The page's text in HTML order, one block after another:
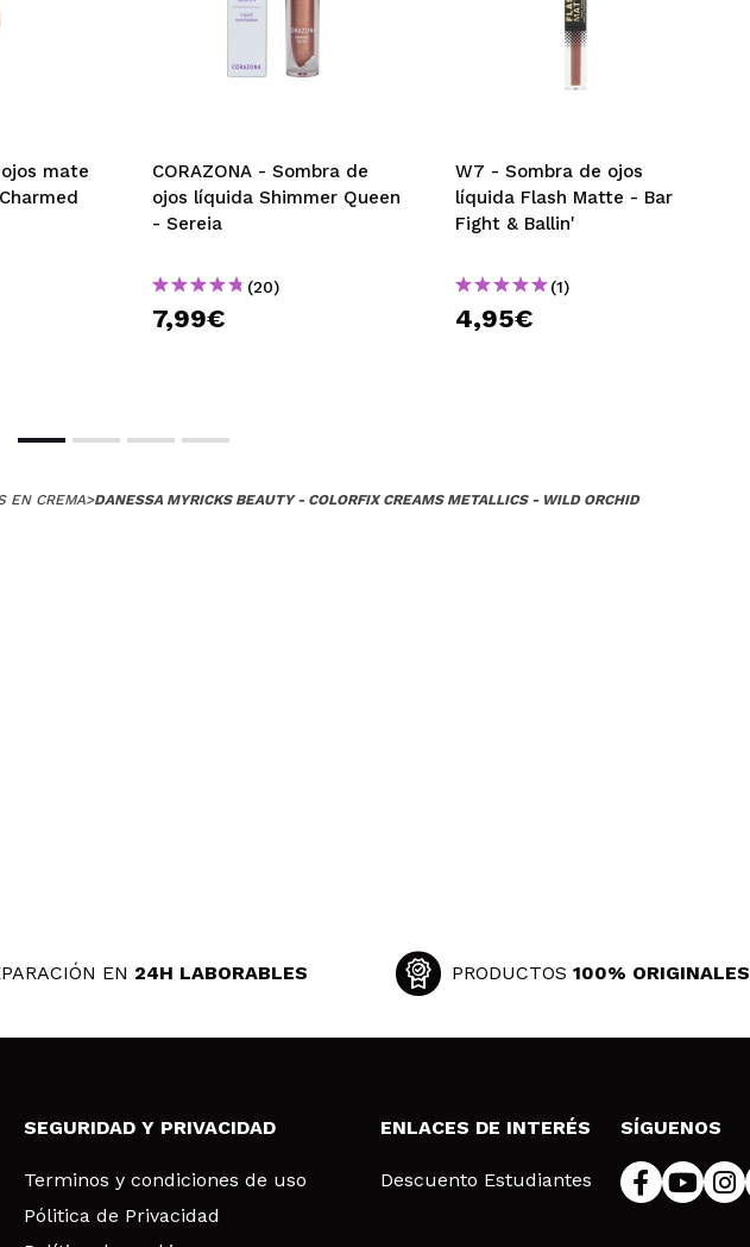
mate
CORAZONA - Sombra de
ojos líquida Shimmer Queen
- Sereia
(20)
7,99€
W7 - Sombra de ojos
líquida Flash Matte - Bar
Fight & Ballin'
(1)
4,95€
EN CREMA>DANESSA MYRICKS BEAUTY - COLORFIX CREAMS METALLICS - WILD ORCHID
EN 24H LABORABLES PRODUCTOS 100% ORIGINALES
SEGURIDAD Y PRIVACIDAD
Terminos y condiciones de uso
Pólitica de Privacidad
ENLACES DE INTERÉS
Descuento Estudiantes
SÍGUENOS